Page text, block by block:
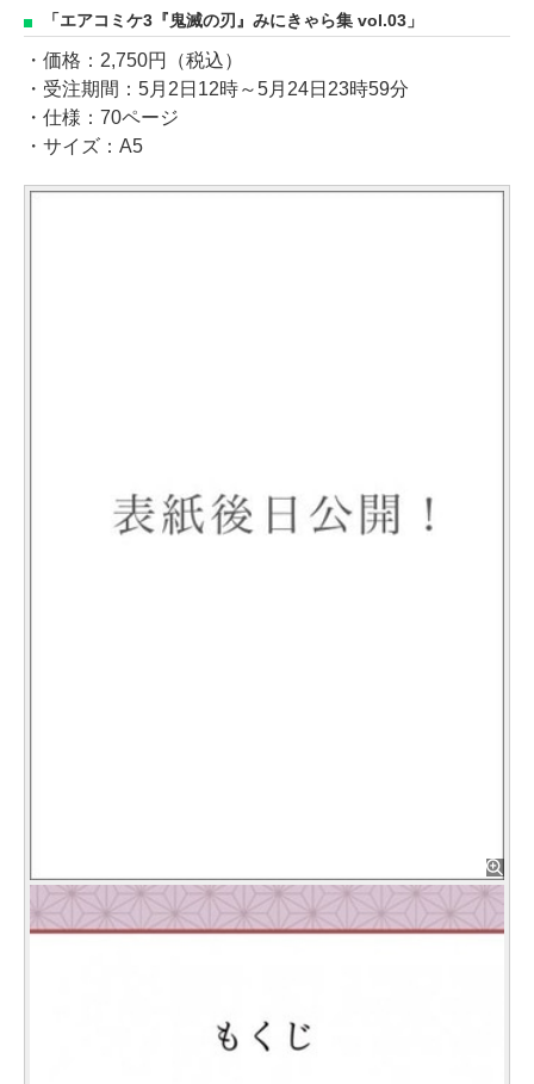
「エアコミケ3『鬼滅の刃』みにきゃら集 vol.03」
・価格：2,750円（税込）
・受注期間：5月2日12時～5月24日23時59分
・仕様：70ページ
・サイズ：A5